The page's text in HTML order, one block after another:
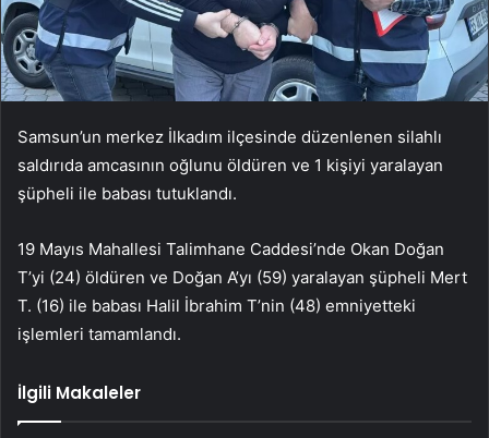
Samsun’un merkez İlkadım ilçesinde düzenlenen silahlı
saldırıda amcasının oğlunu öldüren ve 1 kişiyi yaralayan
şüpheli ile babası tutuklandı.
19 Mayıs Mahallesi Talimhane Caddesi’nde Okan Doğan
T’yi (24) öldüren ve Doğan A’yı (59) yaralayan şüpheli Mert
T. (16) ile babası Halil İbrahim T’nin (48) emniyetteki
işlemleri tamamlandı.
İlgili Makaleler